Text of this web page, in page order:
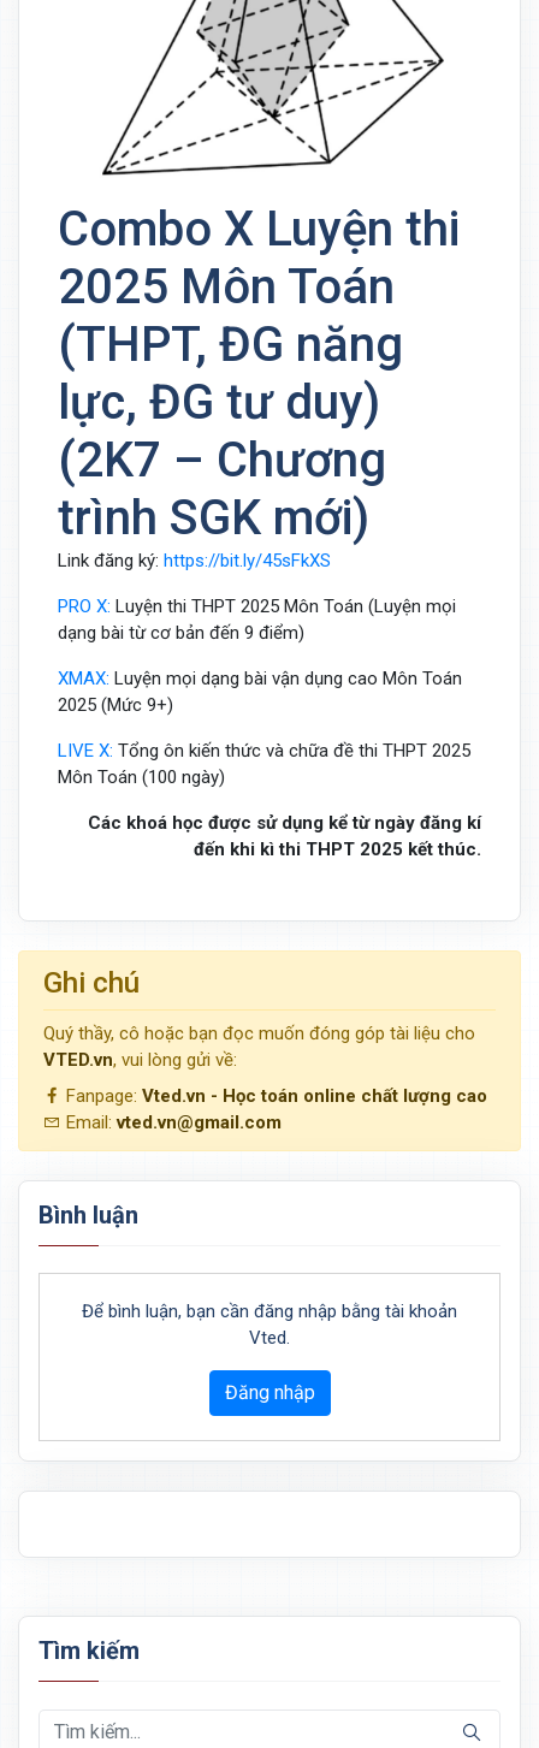
Combo X Luyện thi
2025 Môn Toán
(THPT, ĐG năng
lực, ĐG tư duy)
(2K7 – Chương
trình SGK mới)
Link đăng ký: https://bit.ly/45sFkXS
PRO X: Luyện thi THPT 2025 Môn Toán (Luyện mọi
dạng bài từ cơ bản đến 9 điểm)
XMAX: Luyện mọi dạng bài vận dụng cao Môn Toán
2025 (Mức 9+)
LIVE X: Tổng ôn kiến thức và chữa đề thi THPT 2025
Môn Toán (100 ngày)
Các khoá học được sử dụng kể từ ngày đăng kí
đến khi kì thi THPT 2025 kết thúc.
Ghi chú
Quý thầy, cô hoặc bạn đọc muốn đóng góp tài liệu cho
VTED.vn, vui lòng gửi về:
Fanpage: Vted.vn - Học toán online chất lượng cao
Email:vted.vn@gmail.com
Bình luận
Để bình luận, bạn cần đăng nhập bằng tài khoản
Vted.
Đăng nhập
Tìm kiếm